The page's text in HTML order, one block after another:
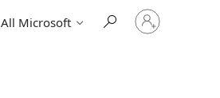
All Microsoft
Sign
in